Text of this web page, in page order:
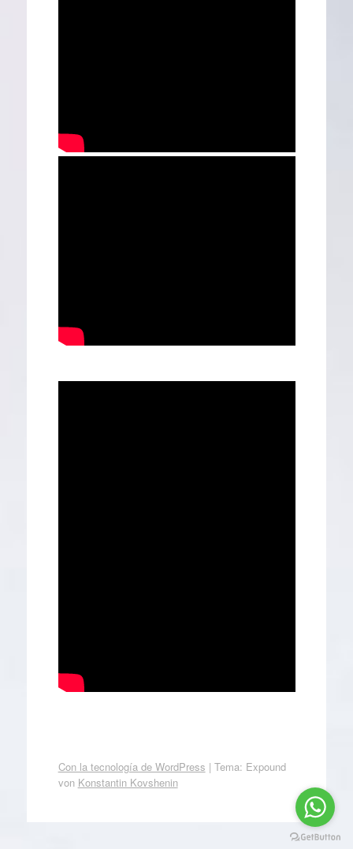
Con la tecnología de WordPress | Tema: Expound
von Konstantin Kovshenin